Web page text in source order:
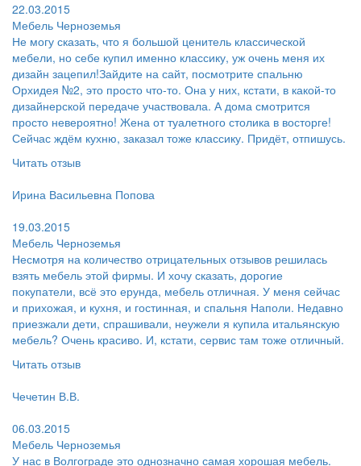
22.03.2015
Мебель Черноземья
Не могу сказать, что я большой ценитель классической
мебели, но себе купил именно классику, уж очень меня их
дизайн зацепил!Зайдите на сайт, посмотрите спальню
Орхидея №2, это просто что-то. Она у них, кстати, в какой-то
дизайнерской передаче участвовала. А дома смотрится
просто невероятно! Жена от туалетного столика в восторге!
Сейчас ждём кухню, заказал тоже классику. Придёт, отпишусь.
Читать отзыв
Ирина Васильевна Попова
19.03.2015
Мебель Черноземья
Несмотря на количество отрицательных отзывов решилась
взять мебель этой фирмы. И хочу сказать, дорогие
покупатели, всё это ерунда, мебель отличная. У меня сейчас
и прихожая, и кухня, и гостинная, и спальня Наполи. Недавно
приезжали дети, спрашивали, неужели я купила итальянскую
мебель? Очень красиво. И, кстати, сервис там тоже отличный.
Читать отзыв
Чечетин В.В.
06.03.2015
Мебель Черноземья
У нас в Волгограде это однозначно самая хорошая мебель.